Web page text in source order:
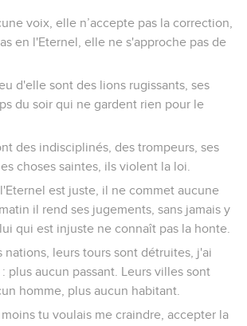
voix, elle n’accepte pas la correction,
en l'Eternel, elle ne s'approche pas de
d'elle sont des lions rugissants, ses
du soir qui ne gardent rien pour le
des indisciplinés, des trompeurs, ses
choses saintes, ils violent la loi.
est juste, il ne commet aucune
il rend ses jugements, sans jamais y
qui est injuste ne connaît pas la honte.
nations, leurs tours sont détruites, j'ai
plus aucun passant. Leurs villes sont
homme, plus aucun habitant.
moins tu voulais me craindre, accepter la